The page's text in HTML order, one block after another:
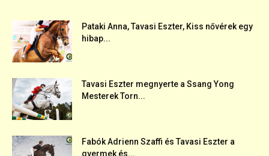
Pataki Anna, Tavasi Eszter, Kiss nővérek egy
hibap...
Tavasi Eszter megnyerte a Ssang Yong
Mesterek Torn...
Fabók Adrienn Szaffi és Tavasi Eszter a
gyermek és...